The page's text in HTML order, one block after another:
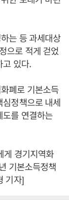
는 등 과세대상
으로 적게 걷었
고 있다.
폐로 기본소득
심정책으로 내세
도를 연결하는
게 경기지역화
기본소득정책
기자]